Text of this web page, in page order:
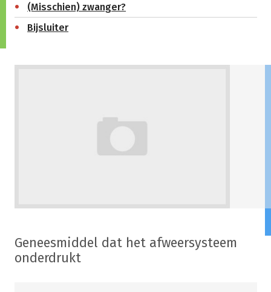
(Misschien) zwanger?
Bijsluiter
Geneesmiddel dat het afweersysteem
onderdrukt